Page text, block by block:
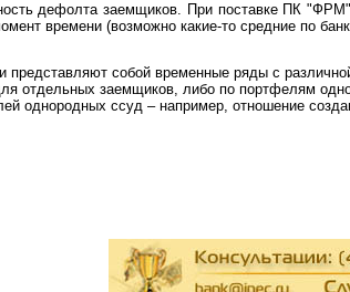
дефолта заемщиков. При поставке ПК
времени (возможно какие-то средние по
собой временные ряды с
отдельных заемщиков, либо по портфелям
однородных ссуд – например, отношение